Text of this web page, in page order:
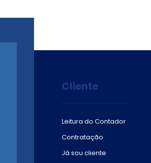
Cliente
Leitura do Contador
Contratação
Já sou cliente